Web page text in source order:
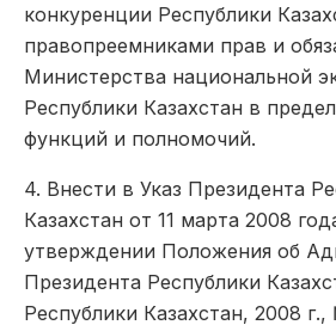
конкуренции Республики
правопреемниками прав и
Министерства национальной
Республики Казахстан в
функций и полномочий.
4. Внести в Указ Президента
Казахстан от 11 марта 2008
утверждении Положения об
Президента Республики
Республики Казахстан, 2008 г.,